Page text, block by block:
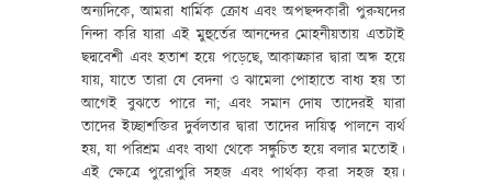
অন্যদিকে, আমরা ধার্মিক ক্রোধ এবং অপছন্দকারী পুরুষদের
নিন্দা করি যারা এই মুহুর্তের আনন্দের মোহনীয়তায় এতটাই
ছদ্মবেশী এবং হতাশ হয়ে পড়েছে, আকাঙ্ক্ষার দ্বারা অন্ধ হয়ে
যায়, যাতে তারা যে বেদনা ও ঝামেলা পোহাতে বাধ্য হয় তা
আগেই বুঝতে পারে না; এবং সমান দোষ তাদেরই যারা
তাদের ইচ্ছাশক্তির দুর্বলতার দ্বারা তাদের দায়িত্ব পালনে ব্যর্থ
হয়, যা পরিশ্রম এবং ব্যথা থেকে সঙ্কুচিত হয়ে বলার মতোই।
এই ক্ষেত্রে পুরোপুরি সহজ এবং পার্থক্য করা সহজ হয়।